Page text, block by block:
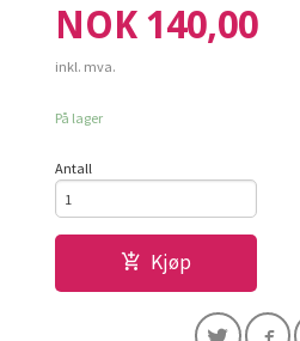
Pris
NOK 140,00
inkl. mva.
På lager
Antall
Kjøp